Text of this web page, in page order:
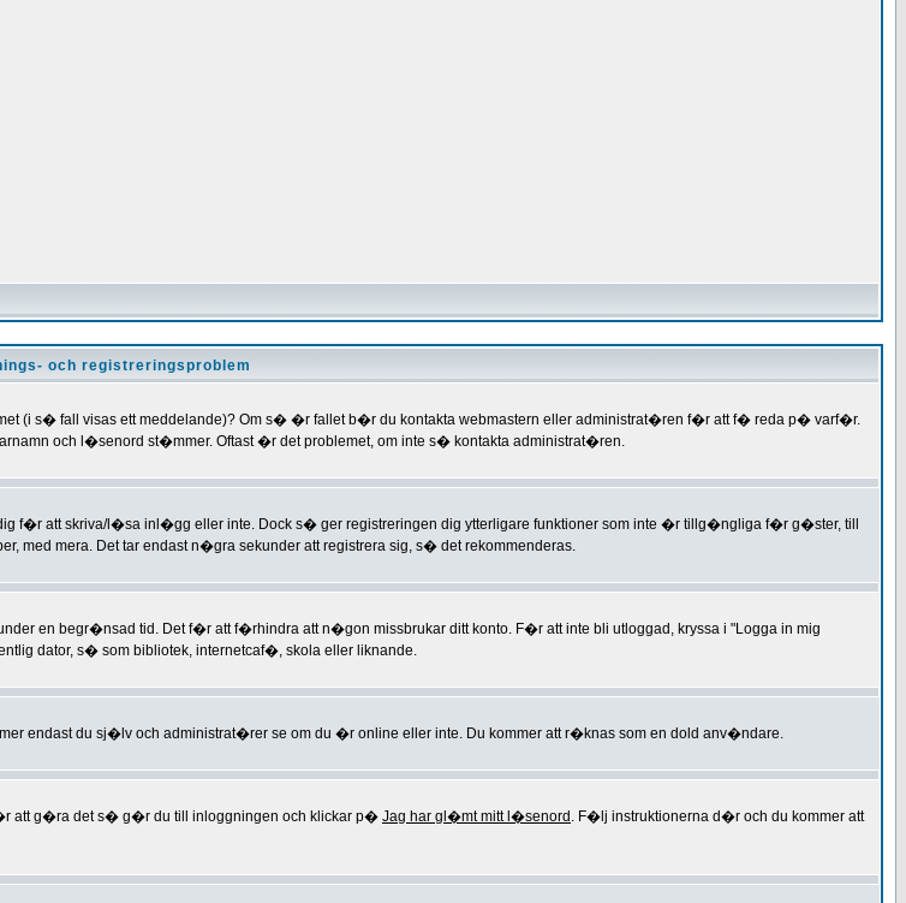
och registreringsproblem
(i s� fall visas ett meddelande)? Om s� �r fallet b�r du kontakta webmastern eller administrat�ren f�r att f� reda p� varf�r.
och l�senord st�mmer. Oftast �r det problemet, om inte s� kontakta administrat�ren.
f�r att skriva/l�sa inl�gg eller inte. Dock s� ger registreringen dig ytterligare funktioner som inte �r tillg�ngliga f�r g�ster, till
med mera. Det tar endast n�gra sekunder att registrera sig, s� det rekommenderas.
en begr�nsad tid. Det f�r att f�rhindra att n�gon missbrukar ditt konto. F�r att inte bli utloggad, kryssa i "Logga in mig
dator, s� som bibliotek, internetcaf�, skola eller liknande.
endast du sj�lv och administrat�rer se om du �r online eller inte. Du kommer att r�knas som en dold anv�ndare.
att g�ra det s� g�r du till inloggningen och klickar p� Jag har gl�mt mitt l�senord . F�lj instruktionerna d�r och du kommer att